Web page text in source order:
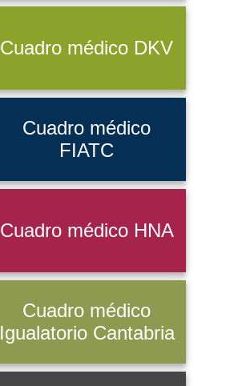
Cuadro médico DKV
Cuadro médico
FIATC
Cuadro médico HNA
Cuadro médico
Igualatorio Cantabria